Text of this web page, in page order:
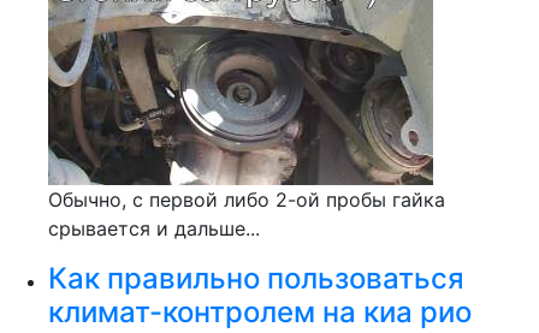
Обычно, с первой либо 2-ой пробы гайка
срывается и дальше...
Как правильно пользоваться
климат-контролем на киа рио